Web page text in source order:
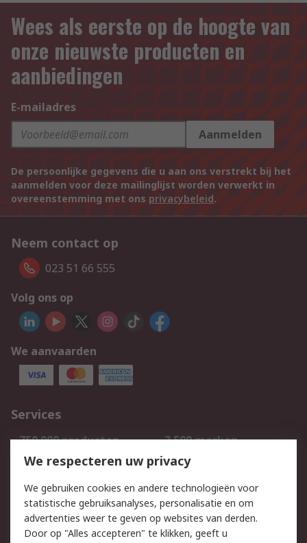
Wees als eerste op de hoogte van
onze nieuwste producten en
aanbiedingen
E-mailadres
Aanmelden
De persoonlijke gegevens die u aan ons verstrekt bij het
aanmelden voor deze mailinglijst worden verwerkt in
overeenstemming met ons privacybeleid.
Neem contact op
023 51 66 555
Volg ons op
We aanvaarden
Services
750.000 producten
2.500 merken
Bestellen
Inkoopoplossingen
Track & Trace
Wettelijk
We respecteren uw privacy
We gebruiken cookies en andere technologieën voor
statistische gebruiksanalyses, personalisatie en om
advertenties weer te geven op websites van derden.
Door op "Alles accepteren" te klikken, geeft u